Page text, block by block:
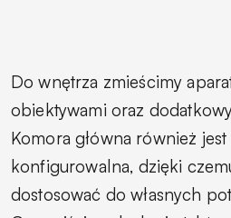
Do wnętrza zmieścimy
obiektywami oraz
Komora główna również jest
konfigurowalna, dzięki
dostosować do własnych